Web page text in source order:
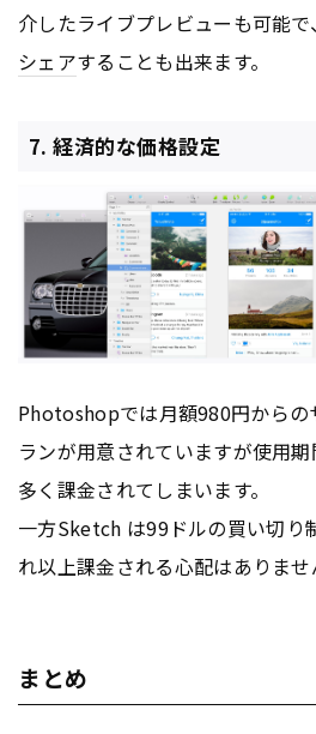
介したライブプレビューも可能
シェアすることも出来ます。
7. 経済的な価格設定
Photoshopでは月額980円からの
ランが用意されていますが使用
多く課金されてしまいます。
一方Sketch は99ドルの買い切り
れ以上課金される心配はありませ
まとめ